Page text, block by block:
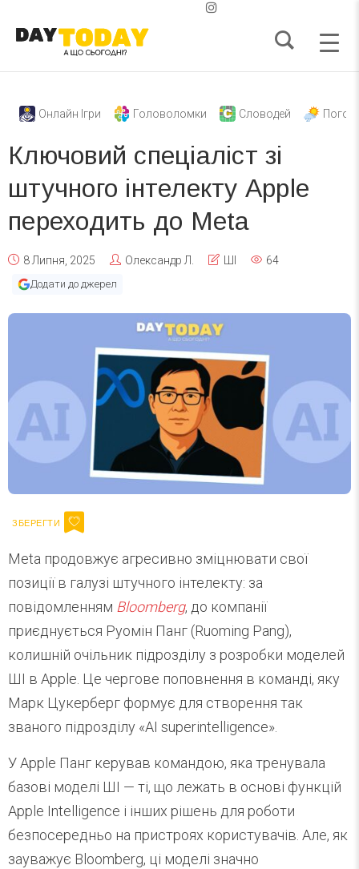
Онлайн Ігри Головоломки Словодей
Ключовий спеціаліст зі
штучного інтелекту Apple
переходить до Meta
8 Липня, 2025 Олександр Л. 64
Додати до джерел
Meta продовжує агресивно зміцнювати свої
позиції в галузі штучного інтелекту: за
повідомленням Bloomberg, до компанії
приєднується Руомін Панг (Ruoming Pang),
колишній очільник підрозділу з розробки моделей
ШІ в Apple. Це чергове поповнення в команді, яку
Марк Цукерберг формує для створення так
званого підрозділу «AI superintelligence».
У Apple Панг керував командою, яка тренувала
базові моделі ШІ — ті, що лежать в основі функцій
Apple Intelligence і інших рішень для роботи
безпосередньо на пристроях користувачів. Але, як
зауважує Bloomberg, ці моделі значно